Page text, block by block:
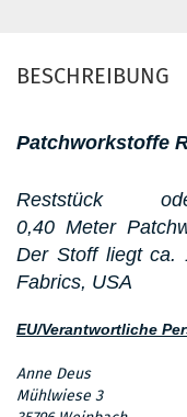
BESCHREIBUNG
Patchworkstoffe
Reststück
0,40 Meter
Der Stoff liegt ca.
Fabrics, USA
EU/Verantwortliche
Anne Deus
Mühlwiese 3